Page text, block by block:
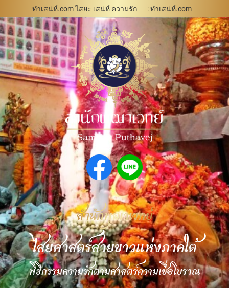
ทำเสน่ห์.com ไสยะ เสน่ห์ ความรัก : ทําเสน่ห์.com
สำนักพุฒาเวทย์
ไสยศาสตร์สายขาวแห่งภาคใต้
พิธีกรรมความรักตามศาสตร์ความเชื่อโบราณ